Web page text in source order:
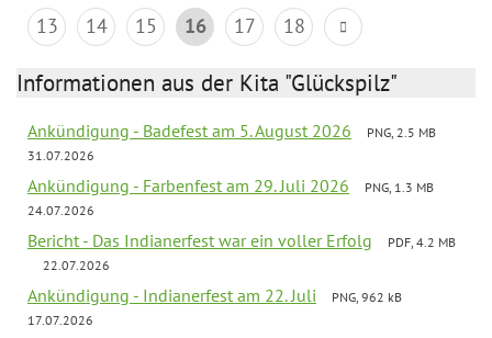
13
14 15 16 17 18
Informationen aus der Kita "Glückspilz"
Ankündigung - Badefest am 5. August 2026
PNG, 2.5 MB
31.07.2026
Ankündigung - Farbenfest am 29. Juli 2026
PNG, 1.3 MB
24.07.2026
Bericht - Das Indianerfest war ein voller Erfolg
PDF, 4.2 MB
22.07.2026
Ankündigung - Indianerfest am 22. Juli
PNG, 962 kB
17.07.2026